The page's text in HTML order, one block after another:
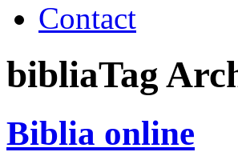
Contact
bibliaTag
Biblia online